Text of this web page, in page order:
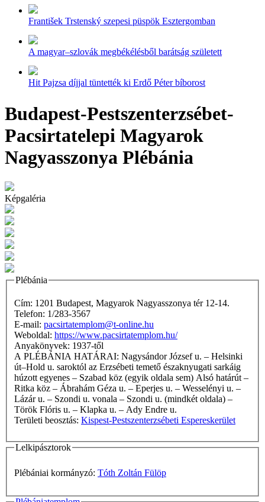
František Trstenský szepesi püspök Esztergomban
A magyar–szlovák megbékélésből barátság született
Hit Pajzsa díjjal tüntették ki Erdő Péter bíborost
Budapest-Pestszenterzsébet-
Pacsirtatelepi Magyarok
Nagyasszonya Plébánia
Képgaléria
Plébánia
Cím: 1201 Budapest, Magyarok Nagyasszonya tér 12-14.
Telefon: 1/283-3567
E-mail: pacsirtatemplom@t-online.hu
Weboldal: https://www.pacsirtatemplom.hu/
Anyakönyvek: 1937-től
A PLÉBÁNIA HATÁRAI: Nagysándor József u. – Helsinki
út–Hold u. saroktól az Erzsébeti temető északnyugati sarkáig
húzott egyenes – Szabad köz (egyik oldala sem) Alsó határút –
Ritka köz – Ábrahám Géza u. – Eperjes u. – Wesselényi u. –
Lázár u. – Szondi u. vonala – Szondi u. (mindkét oldala) –
Török Flóris u. – Klapka u. – Ady Endre u.
Területi beosztás: Kispest-Pestszenterzsébeti Espereskerület
Lelkipásztorok
Plébániai kormányzó: Tóth Zoltán Fülöp